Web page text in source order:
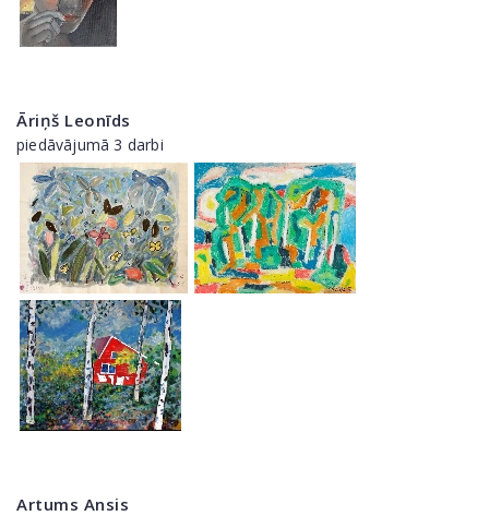
Āriņš Leonīds
piedāvājumā 3 darbi
Artums Ansis